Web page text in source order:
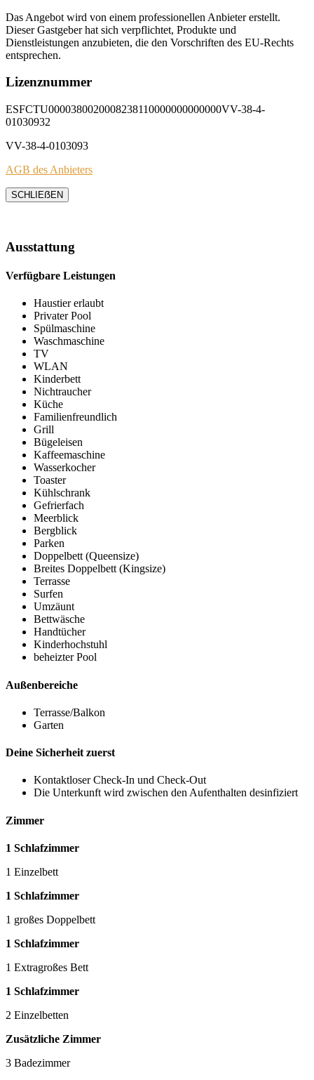
Das Angebot wird von einem professionellen Anbieter erstellt.
Dieser Gastgeber hat sich verpflichtet, Produkte und
Dienstleistungen anzubieten, die den Vorschriften des EU-Rechts
entsprechen.
Lizenznummer
ESFCTU0000380020008238110000000000000VV-38-4-
01030932
VV-38-4-0103093
AGB des Anbieters
SCHLIEẞEN
Ausstattung
Verfügbare Leistungen
Haustier erlaubt
Privater Pool
Spülmaschine
Waschmaschine
TV
WLAN
Kinderbett
Nichtraucher
Küche
Familienfreundlich
Grill
Bügeleisen
Kaffeemaschine
Wasserkocher
Toaster
Kühlschrank
Gefrierfach
Meerblick
Bergblick
Parken
Doppelbett (Queensize)
Breites Doppelbett (Kingsize)
Terrasse
Surfen
Umzäunt
Bettwäsche
Handtücher
Kinderhochstuhl
beheizter Pool
Außenbereiche
Terrasse/Balkon
Garten
Deine Sicherheit zuerst
Kontaktloser Check-In und Check-Out
Die Unterkunft wird zwischen den Aufenthalten desinfiziert
Zimmer
1 Schlafzimmer
1 Einzelbett
1 Schlafzimmer
1 großes Doppelbett
1 Schlafzimmer
1 Extragroßes Bett
1 Schlafzimmer
2 Einzelbetten
Zusätzliche Zimmer
3 Badezimmer